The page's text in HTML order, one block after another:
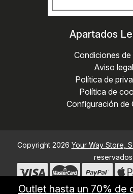
Apartados
Condiciones
Aviso legal
Política de
Política de
Configuración de
Copyright 2026 Your Way Store,
reservados.
Desarrollado por MEIGASOFT
Outlet hasta un 70% de